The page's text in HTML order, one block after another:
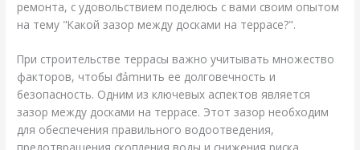
ремонта, с удовольствием поделюсь с вами своим опытом
на тему "Какой зазор между досками на террасе?".
При строительстве террасы важно учитывать множество
факторов, чтобы đảmнить ее долговечность и
безопасность. Одним из ключевых аспектов является
зазор между досками на террасе. Этот зазор необходим
для обеспечения правильного водоотведения,